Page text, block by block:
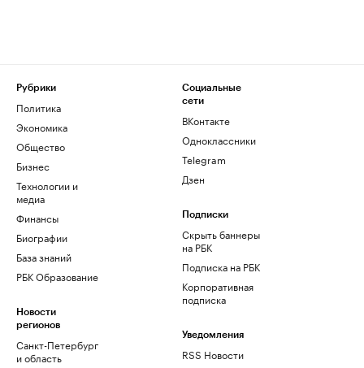
Рубрики
Политика
Экономика
Общество
Бизнес
Технологии и
медиа
Финансы
Биографии
База знаний
РБК Образование
Новости
регионов
Санкт-Петербург
и область
Социальные
сети
ВКонтакте
Одноклассники
Telegram
Дзен
Подписки
Скрыть баннеры
на РБК
Подписка на РБК
Корпоративная
подписка
Уведомления
RSS Новости